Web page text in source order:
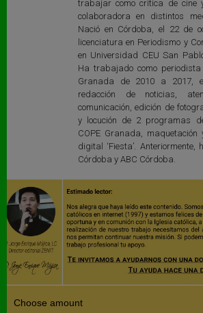
trabajar como crítica de cine
colaboradora en distintos
Nació en Córdoba, el 22 de
licenciatura en Periodismo y
en Universidad CEU San
Ha trabajado como
Granada de 2010 a 2017,
redacción de noticias,
comunicación, edición de
y locución de 2 programas
COPE Granada,
digital ‘Fiesta’.
Córdoba y ABC Córdoba.